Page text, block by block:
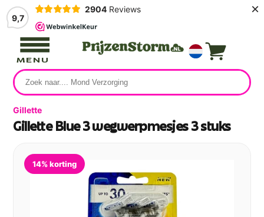
9,7
2904 Reviews ×
MENU
Gillette
Gillette Blue 3 wegwerpmesjes 3 stuks
14% korting